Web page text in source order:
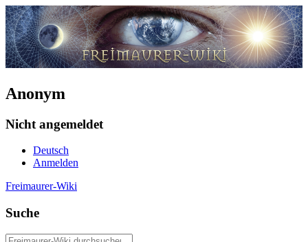
Anonym
Nicht angemeldet
Deutsch
Anmelden
Freimaurer-Wiki
Suche